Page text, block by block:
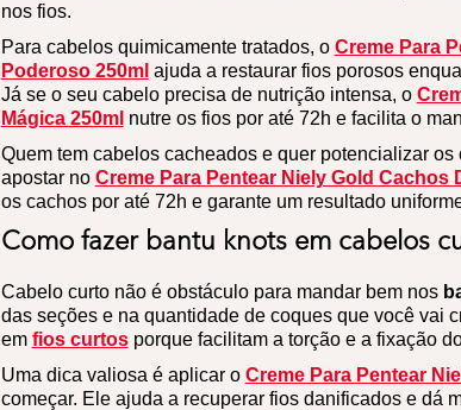
nos fios.
Para cabelos quimicamente tratados, o Creme Para
Poderoso 250ml ajuda a restaurar fios porosos
Já se o seu cabelo precisa de nutrição intensa, o
Mágica 250ml nutre os fios por até 72h e facilita o
Quem tem cabelos cacheados e quer potencializar
apostar no Creme Para Pentear Niely Gold Cachos
os cachos por até 72h e garante um resultado
Como fazer bantu knots em cabelos
Cabelo curto não é obstáculo para mandar bem nos
das seções e na quantidade de coques que você vai
em fios curtosporque facilitam a torção e a fixação
Uma dica valiosa é aplicar o Creme Para Pentear
começar. Ele ajuda a recuperar fios danificados e dá